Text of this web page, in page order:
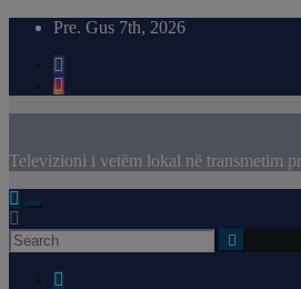
Skip
content
Pre. Gus 7th, 2026
Televizioni i vetëm lokal në transmetim